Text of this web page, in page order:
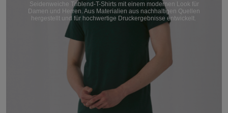
Seidenweiche Triblend-T-Shirts mit einem modernen Look für
Damen und Herren. Aus Materialien aus nachhaltigen Quellen
hergestellt und für hochwertige Druckergebnisse entwickelt.